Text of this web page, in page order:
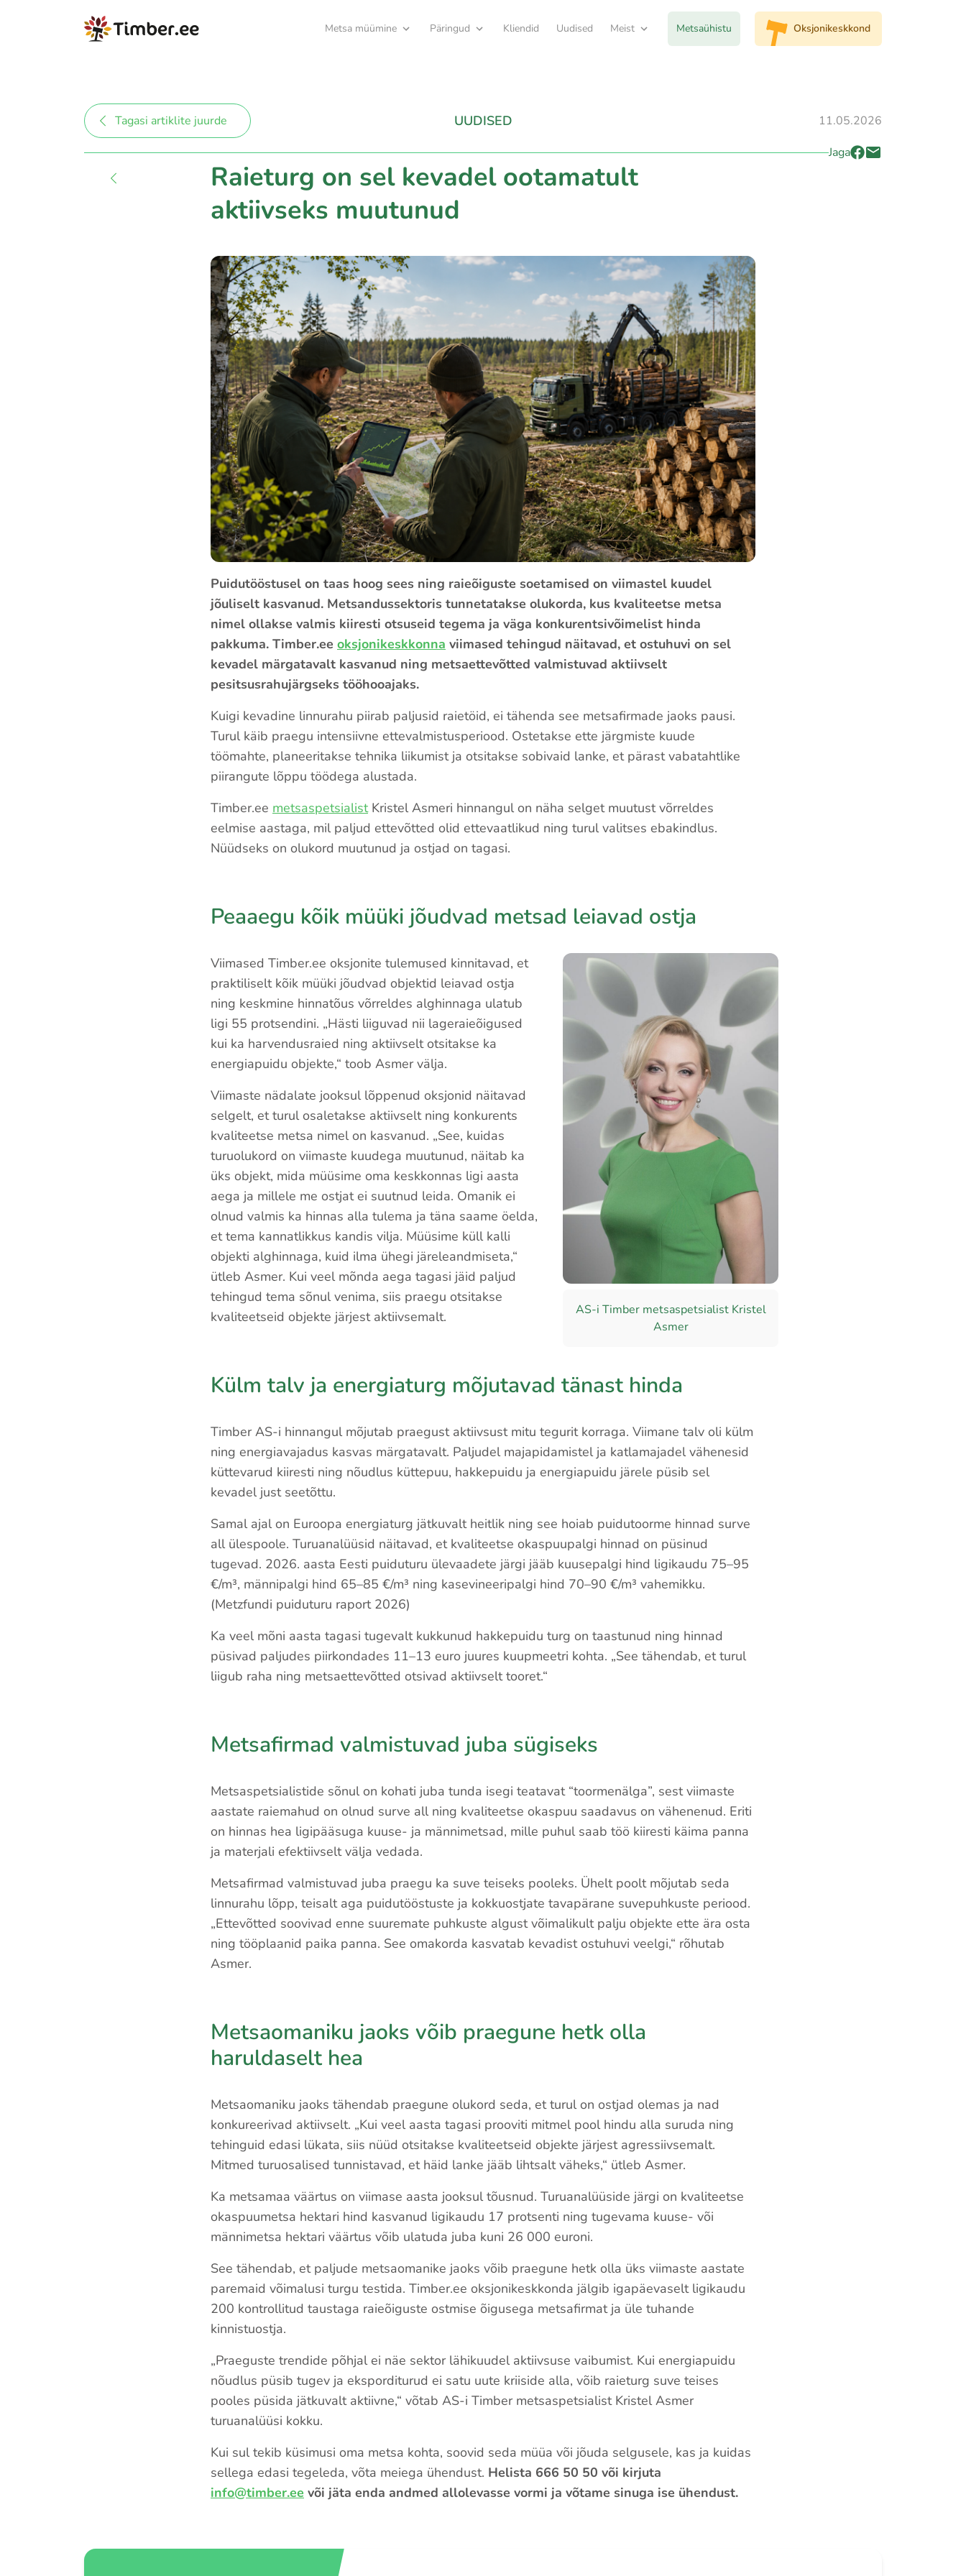
Metsa müümine Päringud Kliendid Uudised Meist Metsaühistu Oksjonikeskkond
Tagasi artiklite juurde UUDISED
11.05.2026
Jaga
Raieturg on sel kevadel ootamatult
aktiivseks muutunud
Puidutööstusel on taas hoog sees ning raieõiguste soetamised on viimastel kuudel
jõuliselt kasvanud. Metsandussektoris tunnetatakse olukorda, kus kvaliteetse metsa
nimel ollakse valmis kiiresti otsuseid tegema ja väga konkurentsivõimelist hinda
pakkuma. Timber.ee oksjonikeskkonna viimased tehingud näitavad, et ostuhuvi on sel
kevadel märgatavalt kasvanud ning metsaettevõtted valmistuvad aktiivselt
pesitsusrahujärgseks tööhooajaks.
Kuigi kevadine linnurahu piirab paljusid raietöid, ei tähenda see metsafirmade jaoks pausi.
Turul käib praegu intensiivne ettevalmistusperiood. Ostetakse ette järgmiste kuude
töömahte, planeeritakse tehnika liikumist ja otsitakse sobivaid lanke, et pärast vabatahtlike
piirangute lõppu töödega alustada.
Timber.ee metsaspetsialistKristel Asmeri hinnangul on näha selget muutust võrreldes
eelmise aastaga, mil paljud ettevõtted olid ettevaatlikud ning turul valitses ebakindlus.
Nüüdseks on olukord muutunud ja ostjad on tagasi.
Peaaegu kõik müüki jõudvad metsad leiavad ostja
AS-i Timber metsaspetsialist Kristel
Asmer
Viimased Timber.ee oksjonite tulemused kinnitavad, et
praktiliselt kõik müüki jõudvad objektid leiavad ostja
ning keskmine hinnatõus võrreldes alghinnaga ulatub
ligi 55 protsendini. „Hästi liiguvad nii lageraieõigused
kui ka harvendusraied ning aktiivselt otsitakse ka
energiapuidu objekte,“ toob Asmer välja.
Viimaste nädalate jooksul lõppenud oksjonid näitavad
selgelt, et turul osaletakse aktiivselt ning konkurents
kvaliteetse metsa nimel on kasvanud. „See, kuidas
turuolukord on viimaste kuudega muutunud, näitab ka
üks objekt, mida müüsime oma keskkonnas ligi aasta
aega ja millele me ostjat ei suutnud leida. Omanik ei
olnud valmis ka hinnas alla tulema ja täna saame öelda,
et tema kannatlikkus kandis vilja. Müüsime küll kalli
objekti alghinnaga, kuid ilma ühegi järeleandmiseta,“
ütleb Asmer. Kui veel mõnda aega tagasi jäid paljud
tehingud tema sõnul venima, siis praegu otsitakse
kvaliteetseid objekte järjest aktiivsemalt.
Külm talv ja energiaturg mõjutavad tänast hinda
Timber AS-i hinnangul mõjutab praegust aktiivsust mitu tegurit korraga. Viimane talv oli külm
ning energiavajadus kasvas märgatavalt. Paljudel majapidamistel ja katlamajadel vähenesid
küttevarud kiiresti ning nõudlus küttepuu, hakkepuidu ja energiapuidu järele püsib sel
kevadel just seetõttu.
Samal ajal on Euroopa energiaturg jätkuvalt heitlik ning see hoiab puidutoorme hinnad surve
all ülespoole. Turuanalüüsid näitavad, et kvaliteetse okaspuupalgi hinnad on püsinud
tugevad. 2026. aasta Eesti puiduturu ülevaadete järgi jääb kuusepalgi hind ligikaudu 75–95
€/m³, männipalgi hind 65–85 €/m³ ning kasevineeripalgi hind 70–90 €/m³ vahemikku.
(Metzfundi puiduturu raport 2026)
Ka veel mõni aasta tagasi tugevalt kukkunud hakkepuidu turg on taastunud ning hinnad
püsivad paljudes piirkondades 11–13 euro juures kuupmeetri kohta. „See tähendab, et turul
liigub raha ning metsaettevõtted otsivad aktiivselt tooret.“
Metsafirmad valmistuvad juba sügiseks
Metsaspetsialistide sõnul on kohati juba tunda isegi teatavat “toormenälga”, sest viimaste
aastate raiemahud on olnud surve all ning kvaliteetse okaspuu saadavus on vähenenud. Eriti
on hinnas hea ligipääsuga kuuse- ja männimetsad, mille puhul saab töö kiiresti käima panna
ja materjali efektiivselt välja vedada.
Metsafirmad valmistuvad juba praegu ka suve teiseks pooleks. Ühelt poolt mõjutab seda
linnurahu lõpp, teisalt aga puidutööstuste ja kokkuostjate tavapärane suvepuhkuste periood.
„Ettevõtted soovivad enne suuremate puhkuste algust võimalikult palju objekte ette ära osta
ning tööplaanid paika panna. See omakorda kasvatab kevadist ostuhuvi veelgi,“ rõhutab
Asmer.
Metsaomaniku jaoks võib praegune hetk olla
haruldaselt hea
Metsaomaniku jaoks tähendab praegune olukord seda, et turul on ostjad olemas ja nad
konkureerivad aktiivselt. „Kui veel aasta tagasi prooviti mitmel pool hindu alla suruda ning
tehinguid edasi lükata, siis nüüd otsitakse kvaliteetseid objekte järjest agressiivsemalt.
Mitmed turuosalised tunnistavad, et häid lanke jääb lihtsalt väheks,“ ütleb Asmer.
Ka metsamaa väärtus on viimase aasta jooksul tõusnud. Turuanalüüside järgi on kvaliteetse
okaspuumetsa hektari hind kasvanud ligikaudu 17 protsenti ning tugevama kuuse- või
männimetsa hektari väärtus võib ulatuda juba kuni 26 000 euroni.
See tähendab, et paljude metsaomanike jaoks võib praegune hetk olla üks viimaste aastate
paremaid võimalusi turgu testida. Timber.ee oksjonikeskkonda jälgib igapäevaselt ligikaudu
200 kontrollitud taustaga raieõiguste ostmise õigusega metsafirmat ja üle tuhande
kinnistuostja.
„Praeguste trendide põhjal ei näe sektor lähikuudel aktiivsuse vaibumist. Kui energiapuidu
nõudlus püsib tugev ja eksporditurud ei satu uute kriiside alla, võib raieturg suve teises
pooles püsida jätkuvalt aktiivne,“ võtab AS-i Timber metsaspetsialist Kristel Asmer
turuanalüüsi kokku.
Kui sul tekib küsimusi oma metsa kohta, soovid seda müüa või jõuda selgusele, kas ja kuidas
sellega edasi tegeleda, võta meiega ühendust. Helista 666 50 50 või kirjuta
info@timber.ee või jäta enda andmed allolevasse vormi ja võtame sinuga ise ühendust.